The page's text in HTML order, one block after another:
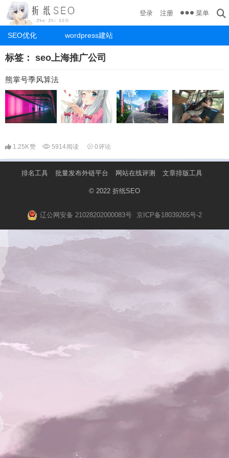
SEO优化 wordpress建站
登录 注册 菜单
标签： seo上海推广公司
熊掌号季风算法
1.25K赞 5914阅读 0评论
排名工具 批量发布外链平台 网站在线评测 文章排版工具
© 2022 折纸SEO
辽公网安备 21028202000083号 京ICP备18039265号-2